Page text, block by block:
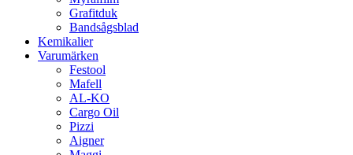
Grafitduk
Bandsågsblad
Kemikalier
Varumärken
Festool
Mafell
AL-KO
Cargo Oil
Pizzi
Aigner